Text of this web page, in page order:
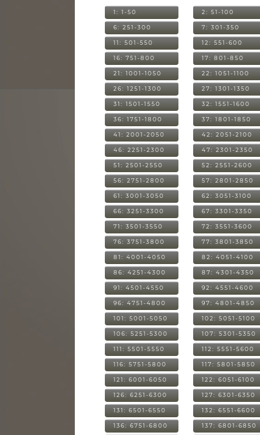
1: 1-50 2: 51-100
6: 251-300 7: 301-350
11: 501-550 12: 551-600
16: 751-800 17: 801-850
21: 1001-1050 22: 1051-1100
26: 1251-1300 27: 1301-1350
31: 1501-1550 32: 1551-1600
36: 1751-1800 37: 1801-1850
41: 2001-2050 42: 2051-2100
46: 2251-2300 47: 2301-2350
51: 2501-2550 52: 2551-2600
56: 2751-2800 57: 2801-2850
61: 3001-3050 62: 3051-3100
66: 3251-3300 67: 3301-3350
71: 3501-3550 72: 3551-3600
76: 3751-3800 77: 3801-3850
81: 4001-4050 82: 4051-4100
86: 4251-4300 87: 4301-4350
91: 4501-4550 92: 4551-4600
96: 4751-4800 97: 4801-4850
101: 5001-5050 102: 5051-5100
106: 5251-5300 107: 5301-5350
111: 5501-5550 112: 5551-5600
116: 5751-5800 117: 5801-5850
121: 6001-6050 122: 6051-6100
126: 6251-6300 127: 6301-6350
131: 6501-6550 132: 6551-6600
136: 6751-6800 137: 6801-6850